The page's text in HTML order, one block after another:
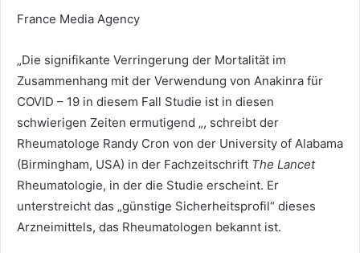
France Media Agency
„Die signifikante Verringerung der Mortalität im
Zusammenhang mit der Verwendung von Anakinra für
COVID – 19 in diesem Fall Studie ist in diesen
schwierigen Zeiten ermutigend „, schreibt der
Rheumatologe Randy Cron von der University of Alabama
(Birmingham, USA) in der Fachzeitschrift The Lancet
Rheumatologie, in der die Studie erscheint. Er
unterstreicht das „günstige Sicherheitsprofil“ dieses
Arzneimittels, das Rheumatologen bekannt ist.